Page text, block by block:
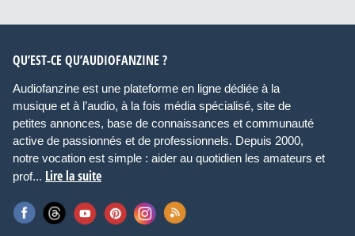
QU’EST-CE QU’AUDIOFANZINE ?
Audiofanzine est une plateforme en ligne dédiée à la
musique et à l’audio, à la fois média spécialisé, site de
petites annonces, base de connaissances et communauté
active de passionnés et de professionnels. Depuis 2000,
notre vocation est simple : aider au quotidien les amateurs et
prof... Lire la suite